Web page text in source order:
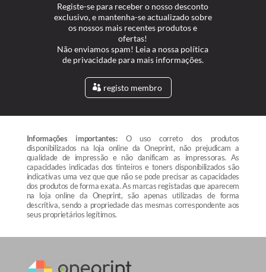
Registe-se para receber o nosso desconto
exclusivo, e mantenha-se actualizado sobre
os nossos mais recentes produtos e
ofertas!
Não enviamos spam! Leia a nossa política
de privacidade para mais informações.
registo membro
Informações importantes: O uso correto dos produtos
disponibilizados na loja online da Oneprint, não prejudicam a
qualidade de impressão e não danificam as impressoras. As
capacidades indicadas dos tinteiros e toners disponibilizados são
indicativas uma vez que que não se pode precisar as capacidades
dos produtos de forma exata. As marcas registadas que aparecem
na loja online da Oneprint, são apenas utilizadas de forma
descritiva, sendo a propriedade das mesmas correspondente aos
seus proprietários legítimos.